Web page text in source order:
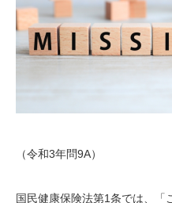
（令和3年問9A）
国民健康保険法第1条では、「